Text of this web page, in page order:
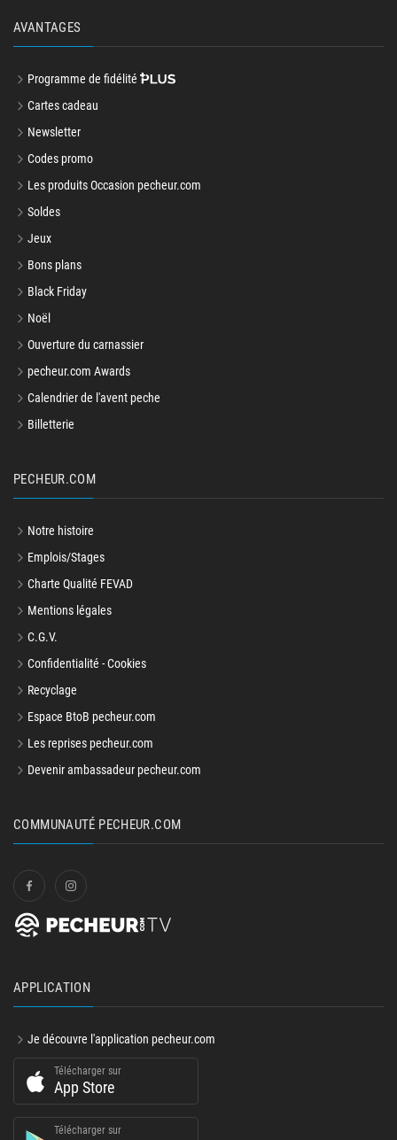
AVANTAGES
Programme de fidélité
Cartes cadeau
Newsletter
Codes promo
Les produits Occasion pecheur.com
Soldes
Jeux
Bons plans
Black Friday
Noël
Ouverture du carnassier
pecheur.com Awards
Calendrier de l'avent peche
Billetterie
PECHEUR.COM
Notre histoire
Emplois/Stages
Charte Qualité FEVAD
Mentions légales
C.G.V.
Confidentialité - Cookies
Recyclage
Espace BtoB pecheur.com
Les reprises pecheur.com
Devenir ambassadeur pecheur.com
COMMUNAUTÉ PECHEUR.COM
APPLICATION
Je découvre l'application pecheur.com
Télécharger sur
App Store
Télécharger sur